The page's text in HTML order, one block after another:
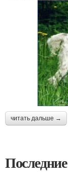
читать дальше →